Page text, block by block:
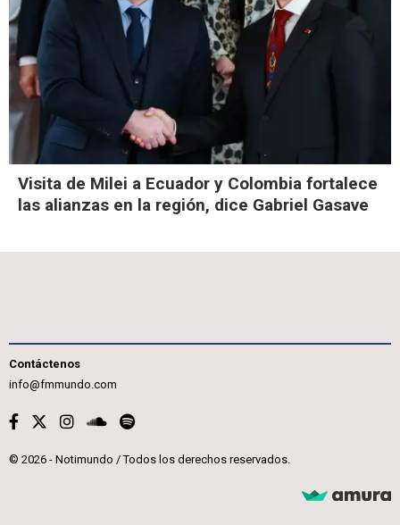
Visita de Milei a Ecuador y Colombia fortalece
las alianzas en la región, dice Gabriel Gasave
Contáctenos
info@fmmundo.com
© 2026 - Notimundo / Todos los derechos reservados.